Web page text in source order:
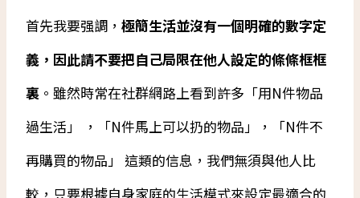
首先我要强調， 極簡生活並沒有一個明確的數字定
義，因此請不要把自己局限在他人設定的條條框框
裏 。雖然時常在社群網路上看到許多「用N件物品
過生活」 ，「N件馬上可以扔的物品」，「N件不
再購買的物品」 這類的信息，我們無須與他人比
較，只要根據自身家庭的生活模式來設定最適合的